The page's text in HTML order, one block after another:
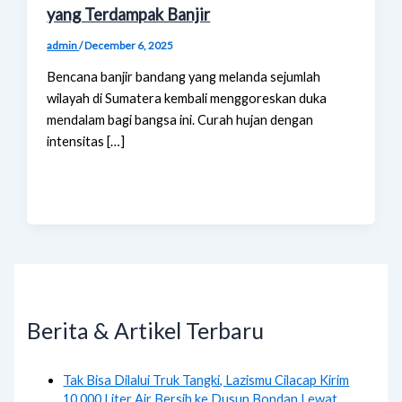
yang Terdampak Banjir
admin/December 6, 2025
Bencana banjir bandang yang melanda sejumlah
wilayah di Sumatera kembali menggoreskan duka
mendalam bagi bangsa ini. Curah hujan dengan
intensitas […]
Berita & Artikel Terbaru
Tak Bisa Dilalui Truk Tangki, Lazismu Cilacap Kirim
10.000 Liter Air Bersih ke Dusun Bondan Lewat